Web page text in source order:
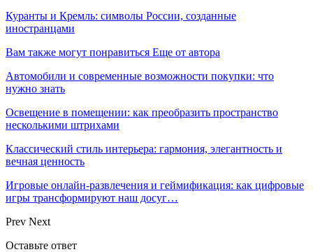
Куранты и Кремль: символы России, созданные
иностранцами
Вам также могут понравиться Еще от автора
Автомобили и современные возможности покупки: что
нужно знать
Освещение в помещении: как преобразить пространство
несколькими штрихами
Классический стиль интерьера: гармония, элегантность и
вечная ценность
Игровые онлайн-развлечения и геймификация: как цифровые
игры трансформируют наш досуг…
Prev Next
Оставьте ответ